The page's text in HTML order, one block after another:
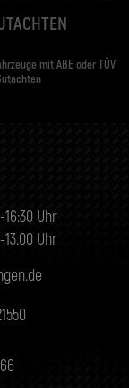
mit ABE oder TÜV
Uhr
Uhr